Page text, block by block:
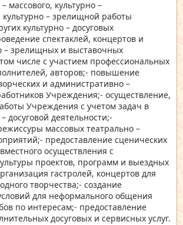
массового, культурно –
культурно – зрелищной работы
культурно – досуговых
спектаклей, концертов и
– зрелищных и выставочных
числе с участием профессиональных
авторов;- повышение
и административно –
Учреждения;- осуществление,
Учреждения с учетом задач в
досуговой деятельности;-
массовых театрально –
предоставление сценических
осуществления с
проектов, программ и выездных
гастролей, концертов для
творчества;- создание
для неформального общения
по интересам;- предоставление
досуговых и сервисных услуг.